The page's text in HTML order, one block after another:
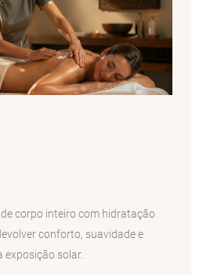
corpo inteiro com hidratação
conforto, suavidade e
exposição solar.